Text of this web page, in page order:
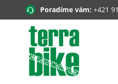
Poradíme vám: +421